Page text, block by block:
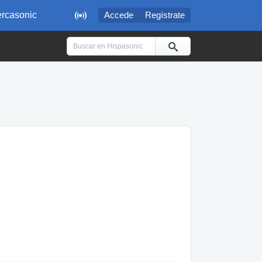
 Accede Regístrate